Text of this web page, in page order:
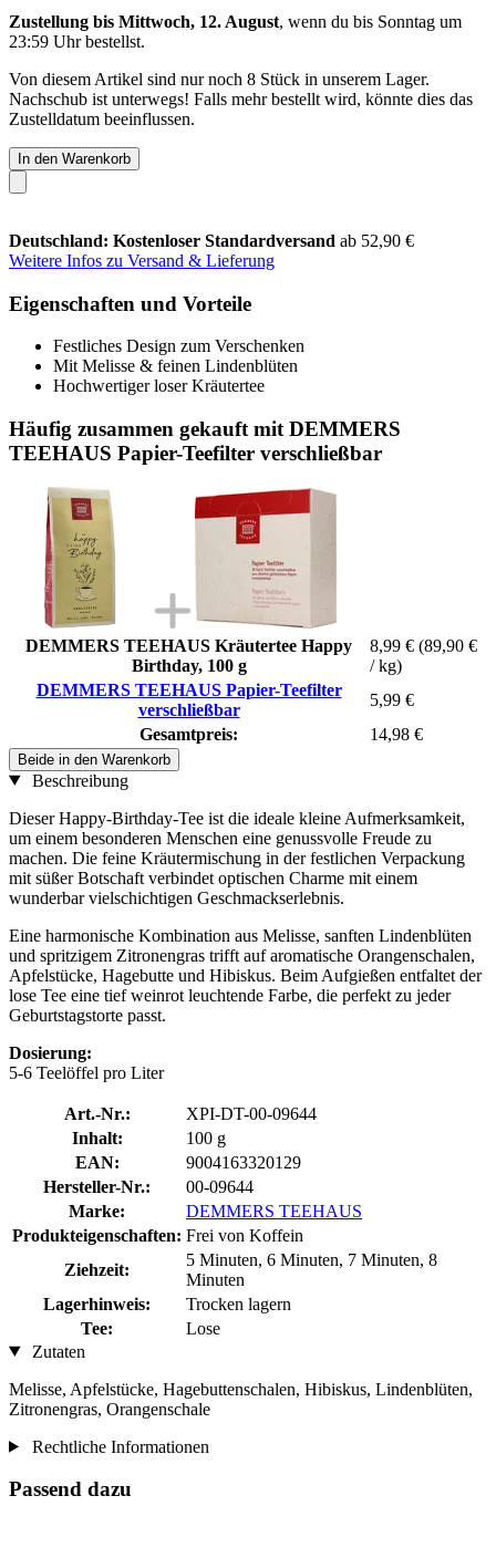
Zustellung bis Mittwoch, 12. August, wenn du bis Sonntag um
23:59 Uhrbestellst.
Von diesem Artikel sind nur noch 8 Stück in unserem Lager.
Nachschub ist unterwegs! Falls mehr bestellt wird, könnte dies das
Zustelldatum beeinflussen.
In den Warenkorb
Deutschland: Kostenloser Standardversand ab 52,90 €
Weitere Infos zu Versand & Lieferung
Eigenschaften und Vorteile
Festliches Design zum Verschenken
Mit Melisse & feinen Lindenblüten
Hochwertiger loser Kräutertee
Häufig zusammen gekauft mit DEMMERS
TEEHAUS Papier-Teefilter verschließbar
DEMMERS TEEHAUS Kräutertee Happy
Birthday, 100 g
8,99 € (89,90 €
/ kg)
DEMMERS TEEHAUS Papier-Teefilter
verschließbar
5,99 €
Gesamtpreis:
14,98 €
Beide in den Warenkorb
Beschreibung
Dieser Happy-Birthday-Tee ist die ideale kleine Aufmerksamkeit,
um einem besonderen Menschen eine genussvolle Freude zu
machen. Die feine Kräutermischung in der festlichen Verpackung
mit süßer Botschaft verbindet optischen Charme mit einem
wunderbar vielschichtigen Geschmackserlebnis.
Eine harmonische Kombination aus Melisse, sanften Lindenblüten
und spritzigem Zitronengras trifft auf aromatische Orangenschalen,
Apfelstücke, Hagebutte und Hibiskus. Beim Aufgießen entfaltet der
lose Tee eine tief weinrot leuchtende Farbe, die perfekt zu jeder
Geburtstagstorte passt.
Dosierung:
5-6 Teelöffel pro Liter
Art.-Nr.:
XPI-DT-00-09644
Inhalt:
100 g
EAN:
9004163320129
Hersteller-Nr.:
00-09644
Marke:
DEMMERS TEEHAUS
Produkteigenschaften: Frei von Koffein
Ziehzeit:
5 Minuten, 6 Minuten, 7 Minuten, 8
Minuten
Lagerhinweis:
Trocken lagern
Tee:
Lose
Zutaten
Melisse, Apfelstücke, Hagebuttenschalen, Hibiskus, Lindenblüten,
Zitronengras, Orangenschale
Rechtliche Informationen
Passend dazu